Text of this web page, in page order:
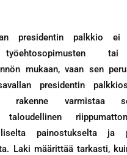
presidentin palkkio ei
työehtosopimusten
mukaan, vaan sen
presidentin
rakenne varmistaa
taloudellinen
painostukselta ja
Laki määrittää tarkasti,